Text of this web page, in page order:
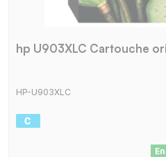
hp U903XLC Cartouche
HP-U903XLC